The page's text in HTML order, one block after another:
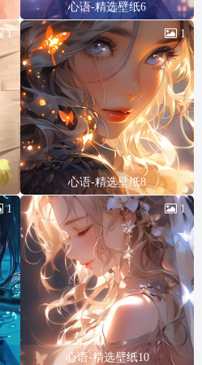
心语-精选壁纸6
1 1
心语-精选壁纸8
1 1
心语-精选壁纸10